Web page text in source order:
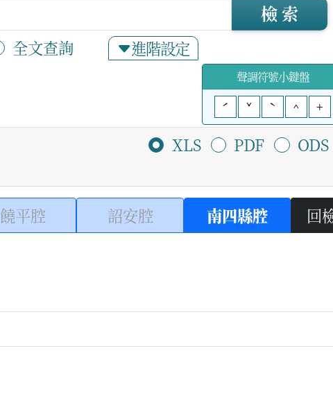
全文查詢 進階設定
檢 索
聲調符號小鍵盤
ˊ
ˇ ˋ ^ +
XLS PDF ODS
饒平腔 詔安腔 南四縣腔 回